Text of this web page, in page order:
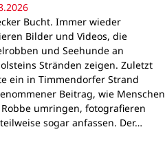
Bucht. Immer wieder
Bilder und Videos, die
und Seehunde an
Stränden zeigen. Zuletzt
ein in Timmendorfer Strand
Beitrag, wie Menschen
umringen, fotografieren
sogar anfassen. Der…